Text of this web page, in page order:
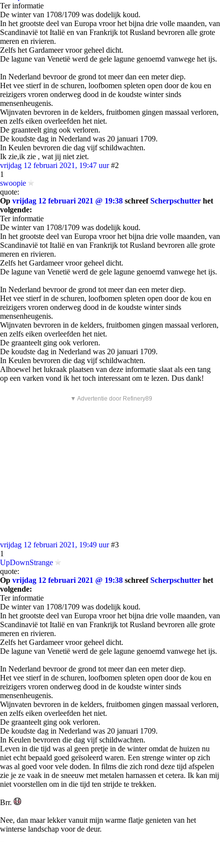
Ter informatie
De winter van 1708/1709 was dodelijk koud.
In het grootste deel van Europa vroor het bijna drie volle maanden, van
Scandinavië tot Italië en van Frankrijk tot Rusland bevroren alle grote
meren en rivieren.
Zelfs het Gardameer vroor geheel dicht.
De lagune van Venetië werd de gele lagune genoemd vanwege het ijs.
In Nederland bevroor de grond tot meer dan een meter diep.
Het vee stierf in de schuren, loofbomen spleten open door de kou en
reizigers vroren onderweg dood in de koudste winter sinds
mensenheugenis.
Wijnvaten bevroren in de kelders, fruitbomen gingen massaal verloren,
en zelfs eiken overleefden het niet.
De graanteelt ging ook verloren.
De koudste dag in Nederland was 20 januari 1709.
In Keulen bevroren die dag vijf schildwachten.
Ik zie,ik zie , wat jij niet ziet.
vrijdag 12 februari 2021, 19:47 uur #2
1
swoopie
quote:
Op vrijdag 12 februari 2021 @ 19:38 schreefScherpschutter het
volgende:
Ter informatie
De winter van 1708/1709 was dodelijk koud.
In het grootste deel van Europa vroor het bijna drie volle maanden, van
Scandinavië tot Italië en van Frankrijk tot Rusland bevroren alle grote
meren en rivieren.
Zelfs het Gardameer vroor geheel dicht.
De lagune van Venetië werd de gele lagune genoemd vanwege het ijs.
In Nederland bevroor de grond tot meer dan een meter diep.
Het vee stierf in de schuren, loofbomen spleten open door de kou en
reizigers vroren onderweg dood in de koudste winter sinds
mensenheugenis.
Wijnvaten bevroren in de kelders, fruitbomen gingen massaal verloren,
en zelfs eiken overleefden het niet.
De graanteelt ging ook verloren.
De koudste dag in Nederland was 20 januari 1709.
In Keulen bevroren die dag vijf schildwachten.
Alhoewel het lukraak plaatsen van deze informatie slaat als een tang
op een varken vond ik het toch interessant om te lezen. Dus dank!
▼ Advertentie door Refinery89
vrijdag 12 februari 2021, 19:49 uur #3
1
UpDownStrange
quote:
Op vrijdag 12 februari 2021 @ 19:38 schreefScherpschutter het
volgende:
Ter informatie
De winter van 1708/1709 was dodelijk koud.
In het grootste deel van Europa vroor het bijna drie volle maanden, van
Scandinavië tot Italië en van Frankrijk tot Rusland bevroren alle grote
meren en rivieren.
Zelfs het Gardameer vroor geheel dicht.
De lagune van Venetië werd de gele lagune genoemd vanwege het ijs.
In Nederland bevroor de grond tot meer dan een meter diep.
Het vee stierf in de schuren, loofbomen spleten open door de kou en
reizigers vroren onderweg dood in de koudste winter sinds
mensenheugenis.
Wijnvaten bevroren in de kelders, fruitbomen gingen massaal verloren,
en zelfs eiken overleefden het niet.
De graanteelt ging ook verloren.
De koudste dag in Nederland was 20 januari 1709.
In Keulen bevroren die dag vijf schildwachten.
Leven in die tijd was al geen pretje in de winter omdat de huizen nu
niet echt bepaald goed geïsoleerd waren. Een strenge winter op zich
was al goed voor vele doden. In films die zich rond deze tijd afspelen
zie je ze vaak in de sneeuw met metalen harnassen et cetera. Ik kan mij
niet voorstellen om in die tijd ten strijde te trekken.
Brr.
Nee, dan maar lekker vanuit mijn warme flatje genieten van het
winterse landschap voor de deur.